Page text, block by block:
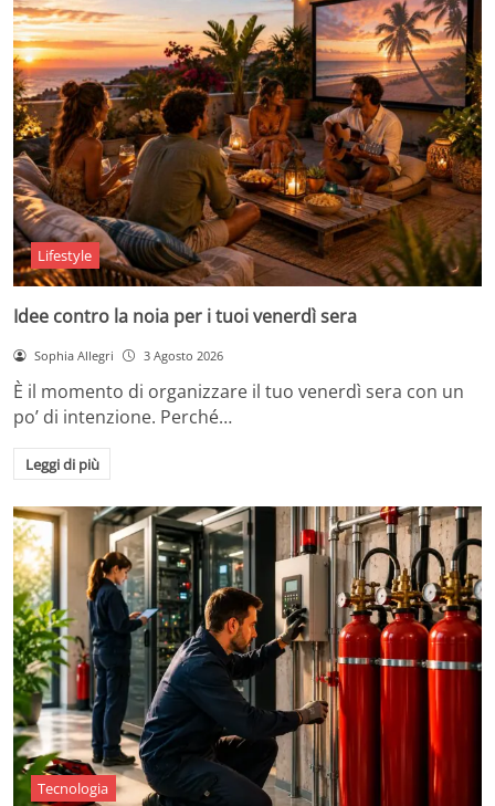
Lifestyle
Idee contro la noia per i tuoi venerdì sera
Sophia Allegri 3 Agosto 2026
È il momento di organizzare il tuo venerdì sera con un
po’ di intenzione. Perché…
Leggi di più
Tecnologia